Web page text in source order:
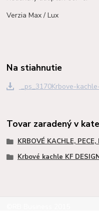
Verzia Max / Lux
Na stiahnutie
_ps_3170Krbove-
Tovar zaradený v
KRBOVÉ KACHLE, PECE,
Krbové kachle KF